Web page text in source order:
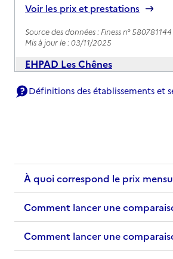
Voir les prix et prestations
Source des données : Finess n° 580781144
Mis à jour le : 03/11/2025
EHPAD Les Chênes
Adresse
50 rue de la Résistance
Rapport HAS
Voir les prix et prestations
Définitions des établissements et
À quoi correspond le prix
Comment lancer une
Comment lancer une